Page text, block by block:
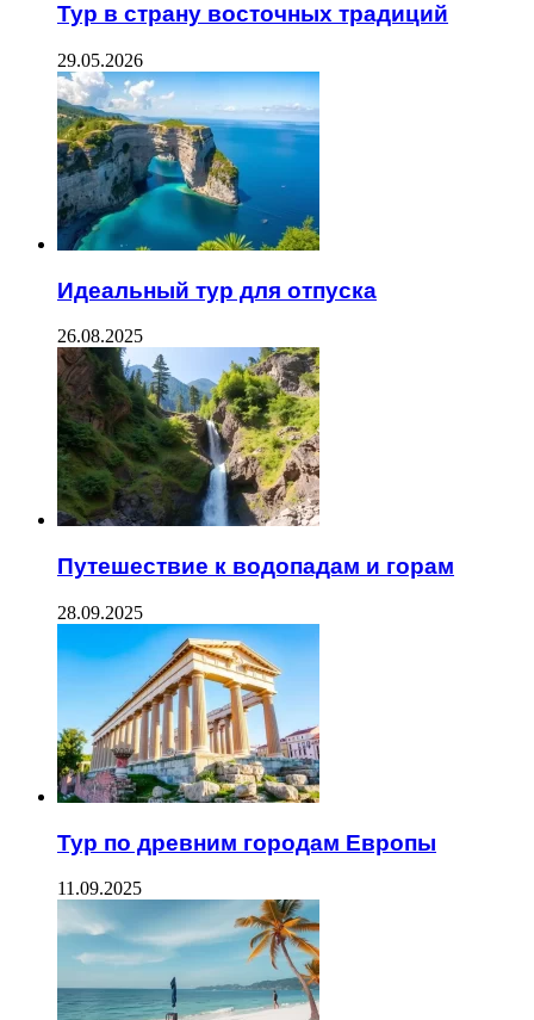
Тур в страну восточных традиций
29.05.2026
Идеальный тур для отпуска
26.08.2025
Путешествие к водопадам и горам
28.09.2025
Тур по древним городам Европы
11.09.2025